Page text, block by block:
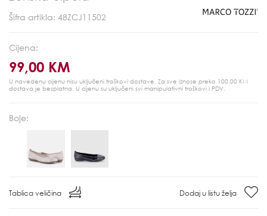
Šifra artikla: 48ZCJ11502
Cijena:
99,00 KM
U navedenu cijenu nisu uključeni troškovi dostave. Za sve iznose preko 100,00 KM
dostava je besplatna. U cijenu su uključeni svi manipulativni troškovi i PDV.
Boje:
Tablica veličina Dodaj u listu želja